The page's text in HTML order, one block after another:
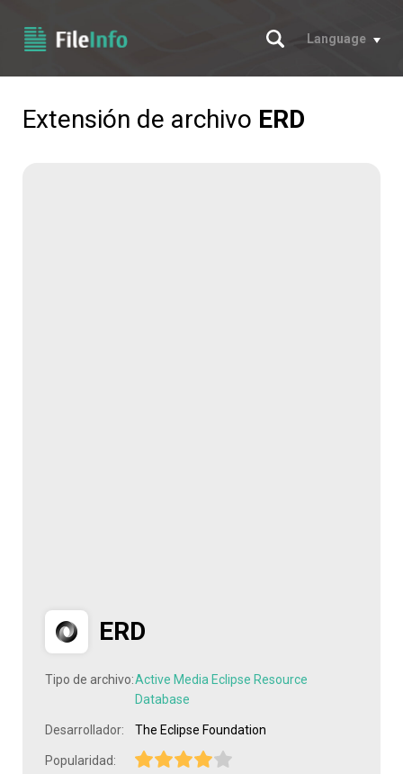
Buscar
Language
Extensión de archivo ERD
ERD
Tipo de archivo:Active Media Eclipse Resource
Database
Desarrollador: The Eclipse Foundation
Popularidad: